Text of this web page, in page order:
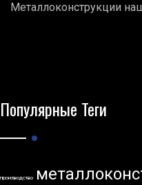
Металлоконструкции
Популярные Теги
производство